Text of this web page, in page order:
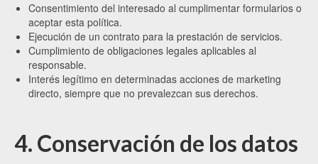
Consentimiento del interesado al cumplimentar formularios o
aceptar esta política.
Ejecución de un contrato para la prestación de servicios.
Cumplimiento de obligaciones legales aplicables al
responsable.
Interés legítimo en determinadas acciones de marketing
directo, siempre que no prevalezcan sus derechos.
4. Conservación de los datos